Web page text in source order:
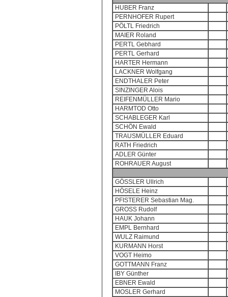
HUBER Franz
PERNHOFER Rupert
PÖLTL Friedrich
MAIER Roland
PERTL Gebhard
PERTL Gerhard
HARTER Hermann
LACKNER Wolfgang
ENDTHALER Peter
SINZINGER Alois
REIFENMÜLLER Mario
HARMTOD Otto
SCHABLEGER Karl
SCHÖN Ewald
TRAUSMÜLLER Eduard
RATH Friedrich
ADLER Günter
ROHRAUER August
GÖSSLER Ullrich
HÖSELE Heinz
PFISTERER Sebastian Mag.
GROSS Rudolf
HAUK Johann
EMPL Bernhard
WULZ Raimund
KURMANN Horst
VOGT Heimo
GOTTMANN Franz
IBY Günther
EBNER Ewald
MOSLER Gerhard